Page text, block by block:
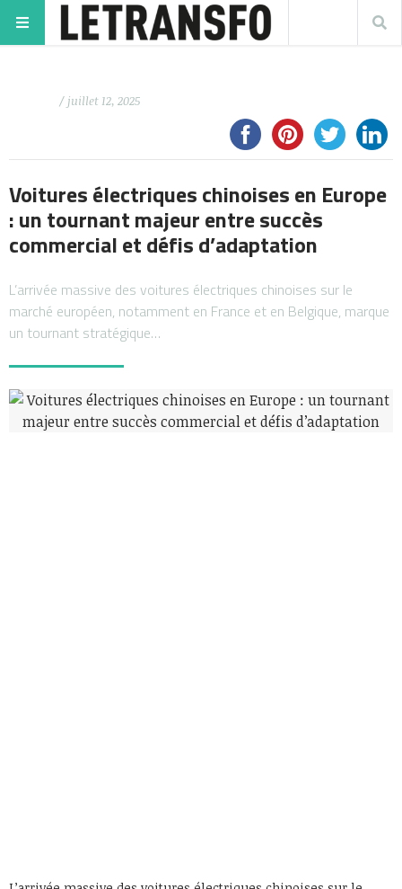
/ juillet 12, 2025
Voitures électriques chinoises en Europe
: un tournant majeur entre succès
commercial et défis d’adaptation
L’arrivée massive des voitures électriques chinoises sur le
marché européen, notamment en France et en Belgique, marque
un tournant stratégique…